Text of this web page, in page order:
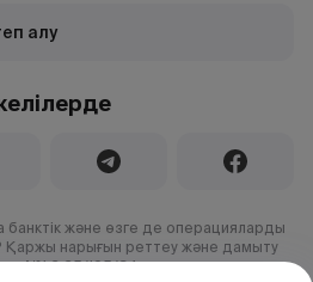
алу
банктік және өзге де операцияларды
Қаржы нарығын реттеу және дамыту
№1.2.25/195/34 лицензия